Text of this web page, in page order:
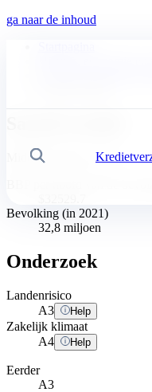
ga naar de inhoud
Midden-Oosten, Azië
Bevolking (in 2021)
32,8 miljoen
Onderzoek
Landenrisico
A3 Help
Zakelijk klimaat
A4 Help
Eerder
A3